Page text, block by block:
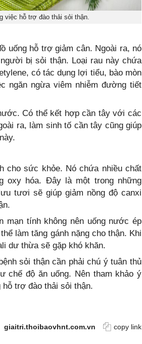
việc hỗ trợ đào thải sỏi thận.
uống hỗ trợ giảm cân. Ngoài ra, nó
bị sỏi thận. Loại rau này chứa
có tác dụng lợi tiểu, bào mòn
ngăn ngừa viêm nhiễm đường tiết
Có thể kết hợp cần tây với các
ra, làm sinh tố cần tây cũng giúp
cho sức khỏe. Nó chứa nhiều chất
oxy hóa. Đây là một trong những
tươi sẽ giúp giảm nồng độ canxi
mạn tính không nên uống nước ép
làm tăng gánh nặng cho thận. Khi
dư thừa sẽ gặp khó khăn.
sỏi thận cần phải chú ý tuân thủ
chế độ ăn uống. Nên tham khảo ý
trợ đào thải sỏi thận.
giaitri.thoibaovhnt.com.vn copy link